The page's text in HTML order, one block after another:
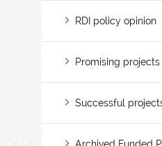
RDI policy opinion
Promising projects
Successful